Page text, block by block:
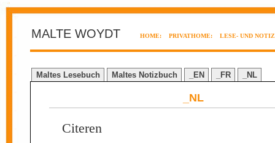
MALTE WOYDT HOME: PRIVATHOME: LESE- UND
Maltes Lesebuch Maltes Notizbuch _EN _FR _NL
_NL
Citeren